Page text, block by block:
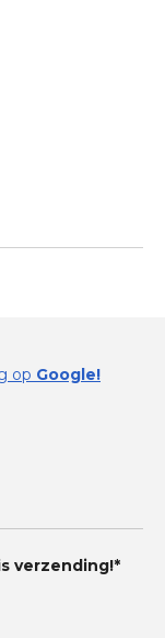
op Google!
verzending!*